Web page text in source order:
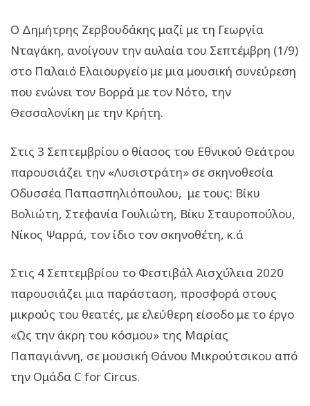
Ο Δημήτρης Ζερβουδάκης μαζί με τη Γεωργία
Νταγάκη, ανοίγουν την αυλαία του Σεπτέμβρη (1/9)
στο Παλαιό Ελαιουργείο με μια μουσική συνεύρεση
που ενώνει τον Βορρά με τον Νότο, την
Θεσσαλονίκη με την Κρήτη.
Στις 3 Σεπτεμβρίου ο θίασος του Εθνικού Θεάτρου
παρουσιάζει την «Λυσιστράτη» σε σκηνοθεσία
Οδυσσέα Παπασπηλιόπουλου, με τους: Βίκυ
Βολιώτη, Στεφανία Γουλιώτη, Βίκυ Σταυροπούλου,
Νίκος Ψαρρά, τον ίδιο τον σκηνοθέτη, κ.ά
Στις 4 Σεπτεμβρίου το Φεστιβάλ Αισχύλεια 2020
παρουσιάζει μια παράσταση, προσφορά στους
μικρούς του θεατές, με ελεύθερη είσοδο με το έργο
«Ως την άκρη του κόσμου» της Μαρίας
Παπαγιάννη, σε μουσική Θάνου Μικρούτσικου από
την Oμάδα C for Circus.